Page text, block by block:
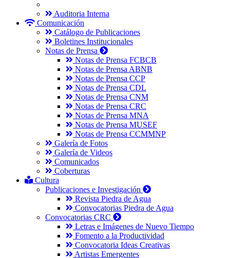
Auditoria Interna
Comunicación
Catálogo de Publicaciones
Boletines Institucionales
Notas de Prensa
Notas de Prensa FCBCB
Notas de Prensa ABNB
Notas de Prensa CCP
Notas de Prensa CDL
Notas de Prensa CNM
Notas de Prensa CRC
Notas de Prensa MNA
Notas de Prensa MUSEF
Notas de Prensa CCMMNP
Galería de Fotos
Galería de Videos
Comunicados
Coberturas
Cultura
Publicaciones e Investigación
Revista Piedra de Agua
Convocatorias Piedra de Agua
Convocatorias CRC
Letras e Imágenes de Nuevo Tiempo
Fomento a la Productividad
Convocatoria Ideas Creativas
Artistas Emergentes